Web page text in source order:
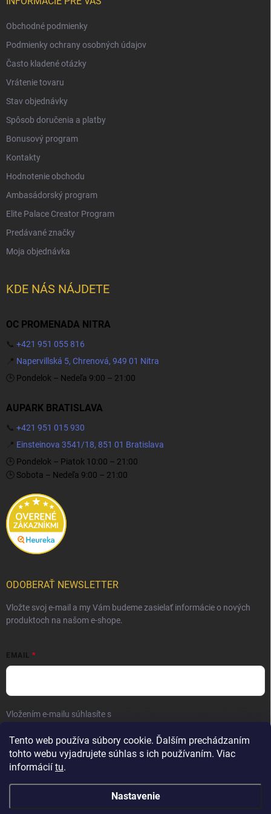
Tento web používa súbory cookie. Ďalším prechádzaním
tohto webu vyjadrujete súhlas s ich používaním. Viac
informácií tu.
Nastavenie
Obchodné podmienky
Podmienky ochrany osobných údajov
Často kladené otázky
Vrátenie tovaru
Stav objednávky
Spôsob doručenia a platby
Bonusový program
Kontakty
Hodnotenie obchodu
Ambasádorský program
Elite Palace Creator Program
Predávané značky
Moja objednávka
KDE NÁS NÁJDETE
OC PROMENADA NITRA
📞 +421 951 055 816
📍 Napervillská 5, Chrenová, 949 01 Nitra
🕒 Pondelok – Nedeľa 9:00 – 21:00
AUPARK BRATISLAVA
📞 +421 951 015 930
📍 Einsteinova 3541/18, 851 01 Bratislava
🕒 Pondelok – Piatok 10:00 – 21:00
🕒 Sobota – Nedeľa 9:00 – 21:00
ODOBERAŤ NEWSLETTER
Vložte svoj e-mail a my Vám budeme zasielať informácie o nových
produktoch na našom e-shope.
EMAIL
Vložením e-mailu súhlasíte s
Prihlásiť sa